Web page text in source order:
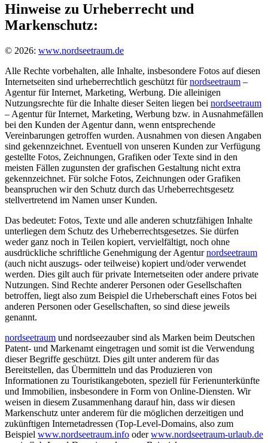
Hinweise zu Urheberrecht und
Markenschutz:
© 2026: www.nordseetraum.de
Alle Rechte vorbehalten, alle Inhalte, insbesondere Fotos auf diesen
Internetseiten sind urheberrechtlich geschützt fürnordseetraum –
Agentur für Internet, Marketing, Werbung. Die alleinigen
Nutzungsrechte für die Inhalte dieser Seiten liegen bei nordseetraum
– Agentur für Internet, Marketing, Werbung bzw. in Ausnahmefällen
bei den Kunden der Agentur dann, wenn entsprechende
Vereinbarungen getroffen wurden. Ausnahmen von diesen Angaben
sind gekennzeichnet. Eventuell von unseren Kunden zur Verfügung
gestellte Fotos, Zeichnungen, Grafiken oder Texte sind in den
meisten Fällen zugunsten der grafischen Gestaltung nicht extra
gekennzeichnet. Für solche Fotos, Zeichnungen oder Grafiken
beanspruchen wir den Schutz durch das Urheberrechtsgesetz
stellvertretend im Namen unser Kunden.
Das bedeutet: Fotos, Texte und alle anderen schutzfähigen Inhalte
unterliegen dem Schutz des Urheberrechtsgesetzes. Sie dürfen
weder ganz noch in Teilen kopiert, vervielfältigt, noch ohne
ausdrückliche schriftliche Genehmigung der Agenturnordseetraum
(auch nicht auszugs- oder teilweise) kopiert und/oder verwendet
werden. Dies gilt auch für private Internetseiten oder andere private
Nutzungen. Sind Rechte anderer Personen oder Gesellschaften
betroffen, liegt also zum Beispiel die Urheberschaft eines Fotos bei
anderen Personen oder Gesellschaften, so sind diese jeweils
genannt.
nordseetraum und nordseezauber sind als Marken beim Deutschen
Patent- und Markenamt eingetragen und somit ist die Verwendung
dieser Begriffe geschützt. Dies gilt unter anderem für das
Bereitstellen, das Übermitteln und das Produzieren von
Informationen zu Touristikangeboten, speziell für Ferienunterkünfte
und Immobilien, insbesondere in Form von Online-Diensten. Wir
weisen in diesem Zusammenhang darauf hin, dass wir diesen
Markenschutz unter anderem für die möglichen derzeitigen und
zukünftigen Internetadressen (Top-Level-Domains, also zum
Beispiel www.nordseetraum.info oderwww.nordseetraum-urlaub.de